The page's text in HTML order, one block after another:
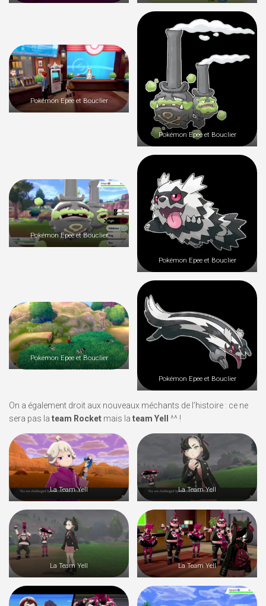
Pokémon Epee et Bouclier
Pokémon Epee et Bouclier
Pokémon Epee et Bouclier
Pokémon Epee et Bouclier
Pokémon Epee et Bouclier
Pokémon Epee et Bouclier
On a également droit aux nouveaux méchants de l’histoire : ce ne
sera pas la team Rocket mais la team Yell ^^ !
La Team Yell La Team Yell
La Team Yell La Team Yell